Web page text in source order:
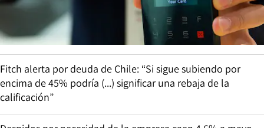
Fitch alerta por deuda de Chile: “Si sigue subiendo por
encima de 45% podría (...) significar una rebaja de la
calificación”